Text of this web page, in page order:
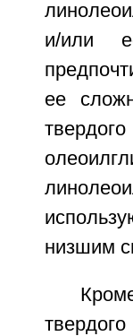
и/или
ее
низшим